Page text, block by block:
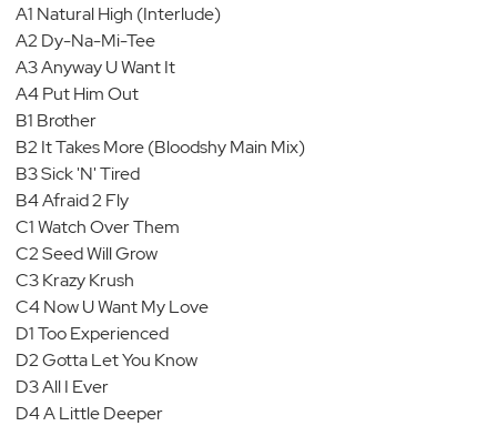
A1 Natural High (Interlude)
A2 Dy-Na-Mi-Tee
A3 Anyway U Want It
A4 Put Him Out
B1 Brother
B2 It Takes More (Bloodshy Main Mix)
B3 Sick 'N' Tired
B4 Afraid 2 Fly
C1 Watch Over Them
C2 Seed Will Grow
C3 Krazy Krush
C4 Now U Want My Love
D1 Too Experienced
D2 Gotta Let You Know
D3 All I Ever
D4 A Little Deeper